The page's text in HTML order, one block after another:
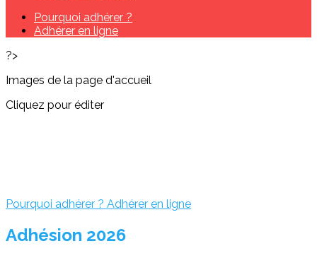
Pourquoi adhérer ?
Adhérer en ligne
?>
Images de la page d'accueil
Cliquez pour éditer
Pourquoi adhérer ? Adhérer en ligne
Adhésion 2026